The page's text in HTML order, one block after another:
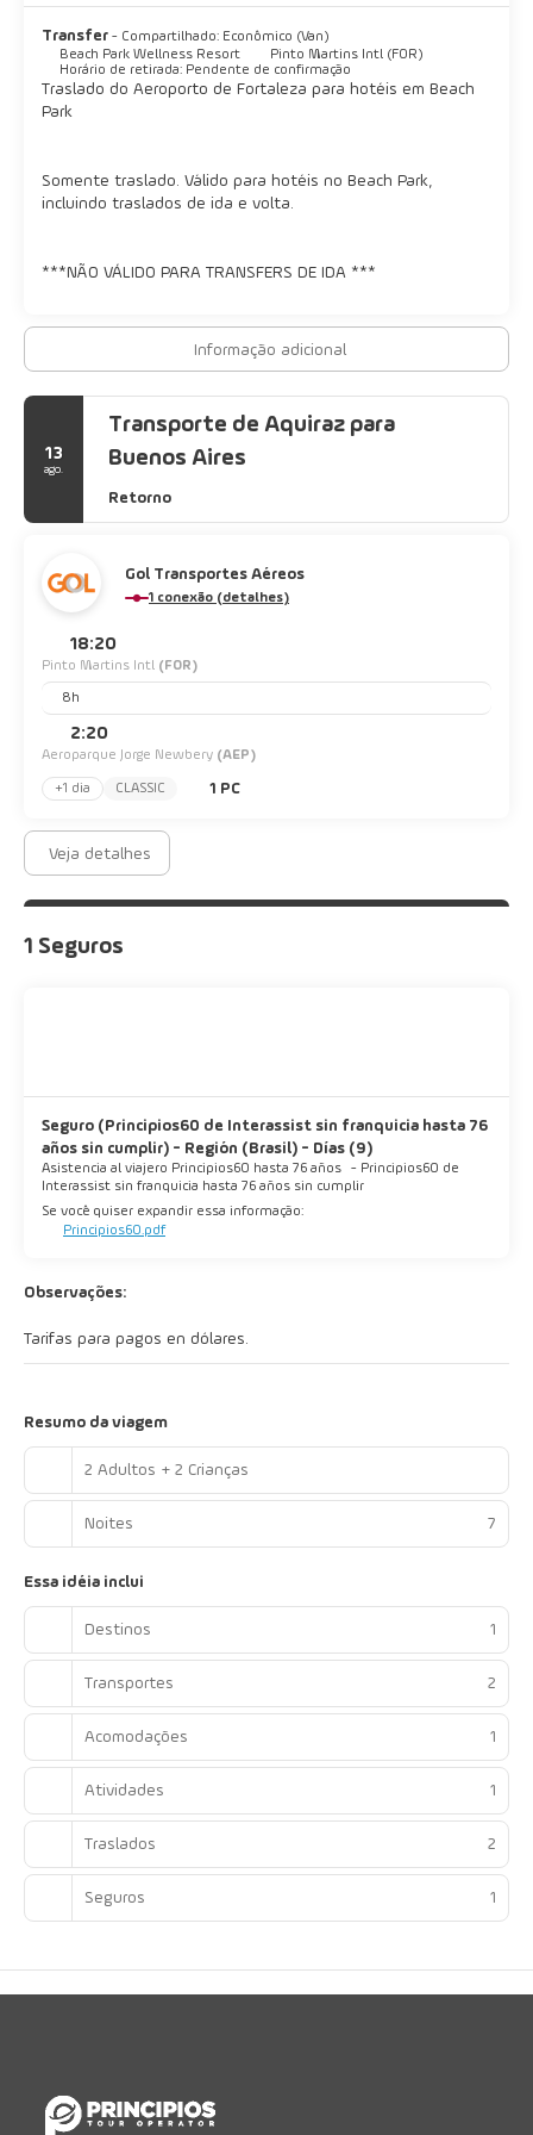
Transfer - Compartilhado: Econômico (Van)
Beach Park Wellness Resort
Pinto Martins Intl (FOR)
Horário de retirada: Pendente de confirmação
Traslado do Aeroporto de Fortaleza para hotéis em Beach
Park
Somente traslado. Válido para hotéis no Beach Park,
incluindo traslados de ida e volta.
***NÃO VÁLIDO PARA TRANSFERS DE IDA ***
Informação adicional
13
ago.
Transporte de Aquiraz para
Buenos Aires
Retorno
Gol Transportes Aéreos
1 conexão (detalhes)
18:20
Pinto Martins Intl (FOR)
8h
2:20
Aeroparque Jorge Newbery (AEP)
+1 dia CLASSIC 1 PC
Veja detalhes
1 Seguros
Seguro (Principios60 de Interassist sin franquicia hasta 76
años sin cumplir) - Región (Brasil) - Días (9)
Asistencia al viajero Principios60 hasta 76 años - Principios60 de
Interassist sin franquicia hasta 76 años sin cumplir
Se você quiser expandir essa informação:
Principios60.pdf
Observações:
Tarifas para pagos en dólares.
Resumo da viagem
2 Adultos + 2 Crianças
Noites 7
Essa idéia inclui
Destinos 1
Transportes 2
Acomodações 1
Atividades 1
Traslados 2
Seguros 1